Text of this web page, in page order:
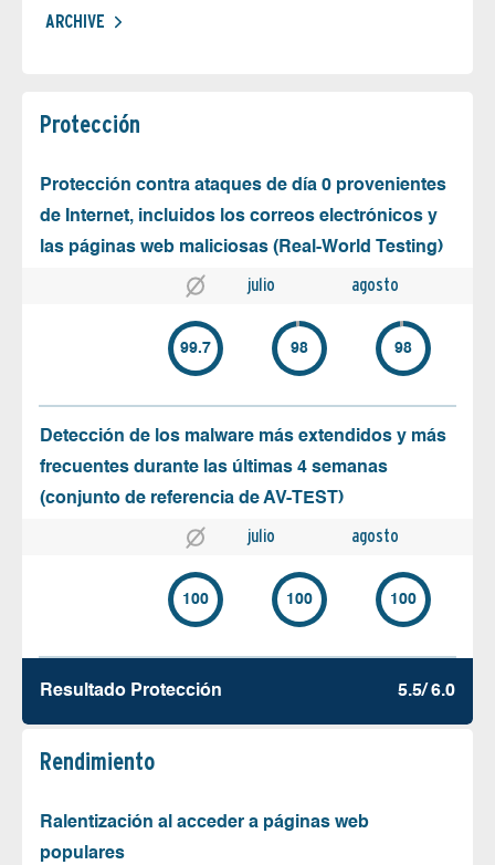
ARCHIVE
Protección
Protección contra ataques de día 0 provenientes
de Internet, incluidos los correos electrónicos y
las páginas web maliciosas (Real-World Testing)
julio agosto
99.7 98 98
Detección de los malware más extendidos y más
frecuentes durante las últimas 4 semanas
(conjunto de referencia de AV-TEST)
julio agosto
100 100 100
Resultado Protección 5.5/ 6.0
Rendimiento
Ralentización al acceder a páginas web
populares